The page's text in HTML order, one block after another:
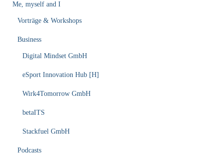
Me, myself and I
Vorträge & Workshops
Business
Digital Mindset GmbH
eSport Innovation Hub [H]
Wirk4Tomorrow GmbH
betaITS
Stackfuel GmbH
Podcasts